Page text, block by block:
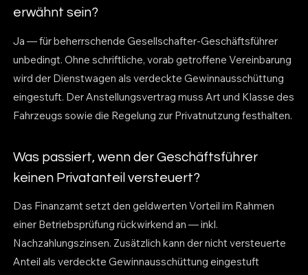
erwähnt sein?
Ja — für beherrschende Gesellschafter-Geschäftsführer
unbedingt. Ohne schriftliche, vorab getroffene Vereinbarung
wird der Dienstwagen als verdeckte Gewinnausschüttung
eingestuft. Der Anstellungsvertrag muss Art und Klasse des
Fahrzeugs sowie die Regelung zur Privatnutzung festhalten.
Was passiert, wenn der Geschäftsführer
keinen Privatanteil versteuert?
Das Finanzamt setzt den geldwerten Vorteil im Rahmen
einer Betriebsprüfung rückwirkend an — inkl.
Nachzahlungszinsen. Zusätzlich kann der nicht versteuerte
Anteil als verdeckte Gewinnausschüttung eingestuft